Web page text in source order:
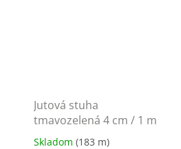
Jutová stuha
tmavozelená 4 cm / 1 m
Skladom (183 m)